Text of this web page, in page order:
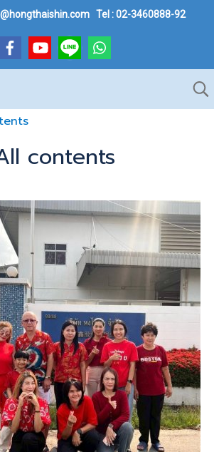
Tel : 02-3460888-92
contents